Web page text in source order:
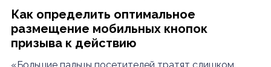
Как определить оптимальное
размещение мобильных кнопок
призыва к действию